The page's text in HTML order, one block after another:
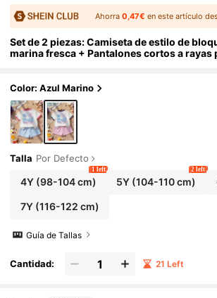
Ahorra0,47€ en este artículo
Set de 2 piezas: Camiseta de estilo de
marina fresca + Pantalones cortos a rayas
Color: Azul Marino
Talla Por Defecto
4Y(98-104 cm)
1 left
5Y (104-110 cm)
2 left
7Y(116-122 cm)
Guía de Tallas
Cantidad: 21 Left